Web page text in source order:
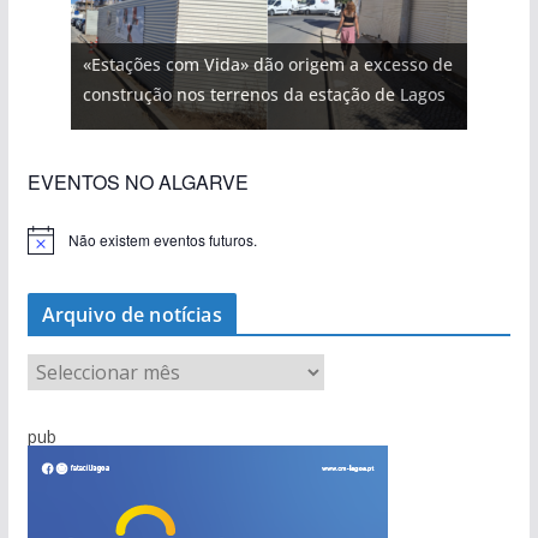
«Estações com Vida» dão origem a excesso de
construção nos terrenos da estação de Lagos
EVENTOS NO ALGARVE
Não existem eventos futuros.
Arquivo de notícias
r
q
pub